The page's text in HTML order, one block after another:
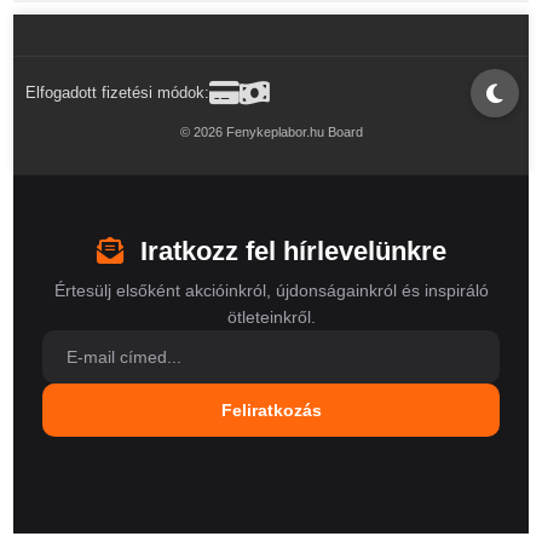
Elfogadott fizetési módok:
© 2026 Fenykeplabor.hu Board
Iratkozz fel hírlevelünkre
Értesülj elsőként akcióinkról, újdonságainkról és inspiráló
ötleteinkről.
Feliratkozás